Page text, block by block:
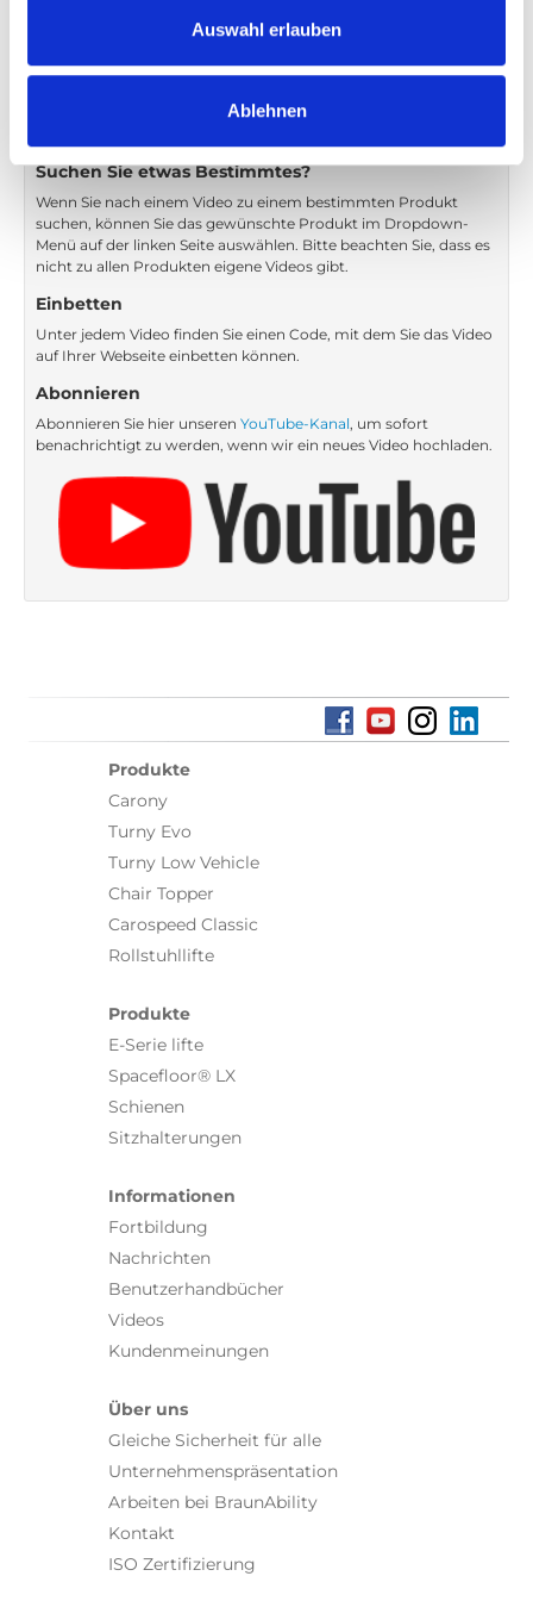
Auswahl erlauben
Ablehnen
Zurück 1 Weiter
Suchen Sie etwas Bestimmtes?
Wenn Sie nach einem Video zu einem bestimmten Produkt
suchen, können Sie das gewünschte Produkt im Dropdown-
Menü auf der linken Seite auswählen. Bitte beachten Sie, dass es
nicht zu allen Produkten eigene Videos gibt.
Einbetten
Unter jedem Video finden Sie einen Code, mit dem Sie das Video
auf Ihrer Webseite einbetten können.
Abonnieren
Abonnieren Sie hier unseren YouTube-Kanal, um sofort
benachrichtigt zu werden, wenn wir ein neues Video hochladen.
Produkte
Carony
Turny Evo
Turny Low Vehicle
Chair Topper
Carospeed Classic
Rollstuhllifte
Produkte
E-Serie lifte
Spacefloor® LX
Schienen
Sitzhalterungen
Informationen
Fortbildung
Nachrichten
Benutzerhandbücher
Videos
Kundenmeinungen
Über uns
Gleiche Sicherheit für alle
Unternehmenspräsentation
Arbeiten bei BraunAbility
Kontakt
ISO Zertifizierung